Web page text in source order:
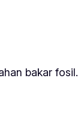
bakar fosil.